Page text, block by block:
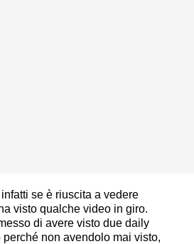
se è riuscita a vedere
visto qualche video in giro.
di avere visto due daily
non avendolo mai visto,